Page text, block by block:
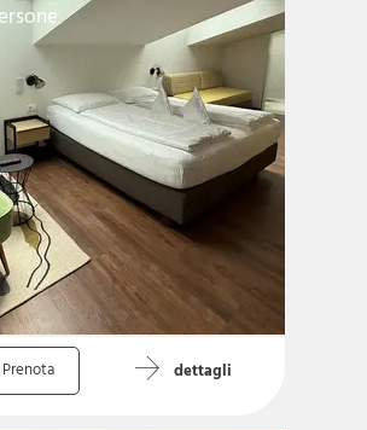
Prenota dettagli